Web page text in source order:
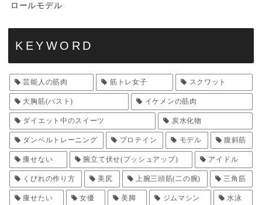
ロールモデル
KEYWORD
芸能人の筋肉 筋トレ女子 スクワット
大胸筋(バスト) イケメンの筋肉
ダイエット中のスイーツ 炭水化物
ダンベルトレーニング プロテイン モデル 腹斜筋
痩せない 腕立て伏せ(プッシュアップ) アイドル
くびれの作り方 美尻 上腕三頭筋(二の腕) 三角筋
痩せたい 女優 美脚 ジムマシン 水泳